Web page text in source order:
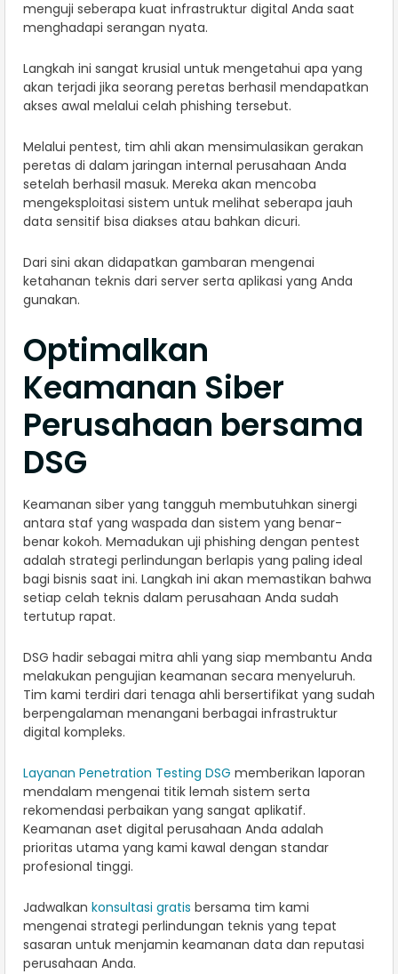
menguji seberapa kuat infrastruktur digital Anda saat
menghadapi serangan nyata.
Langkah ini sangat krusial untuk mengetahui apa yang
akan terjadi jika seorang peretas berhasil mendapatkan
akses awal melalui celah phishing tersebut.
Melalui pentest, tim ahli akan mensimulasikan gerakan
peretas di dalam jaringan internal perusahaan Anda
setelah berhasil masuk. Mereka akan mencoba
mengeksploitasi sistem untuk melihat seberapa jauh
data sensitif bisa diakses atau bahkan dicuri.
Dari sini akan didapatkan gambaran mengenai
ketahanan teknis dari server serta aplikasi yang Anda
gunakan.
Optimalkan
Keamanan Siber
Perusahaan bersama
DSG
Keamanan siber yang tangguh membutuhkan sinergi
antara staf yang waspada dan sistem yang benar-
benar kokoh. Memadukan uji phishing dengan pentest
adalah strategi perlindungan berlapis yang paling ideal
bagi bisnis saat ini. Langkah ini akan memastikan bahwa
setiap celah teknis dalam perusahaan Anda sudah
tertutup rapat.
DSG hadir sebagai mitra ahli yang siap membantu Anda
melakukan pengujian keamanan secara menyeluruh.
Tim kami terdiri dari tenaga ahli bersertifikat yang sudah
berpengalaman menangani berbagai infrastruktur
digital kompleks.
Layanan Penetration Testing DSG memberikan laporan
mendalam mengenai titik lemah sistem serta
rekomendasi perbaikan yang sangat aplikatif.
Keamanan aset digital perusahaan Anda adalah
prioritas utama yang kami kawal dengan standar
profesional tinggi.
Jadwalkan konsultasi gratis bersama tim kami
mengenai strategi perlindungan teknis yang tepat
sasaran untuk menjamin keamanan data dan reputasi
perusahaan Anda.